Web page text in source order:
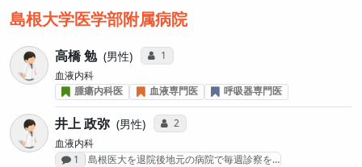
島根大学医学部附属病院
高橋 勉 男性 コミュニケーション・タイプ投票数
1
血液内科
腫瘍内科医
血液専門医 呼吸器専門医
井上 政弥 男性 コミュニケーション・タイプ投票数
2
血液内科
感想投稿数
1
島根医大を退院後地元の病院で毎週診察を…